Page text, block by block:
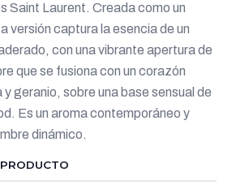
Saint Laurent. Creada como un
versión captura la esencia de un
con una vibrante apertura de
que se fusiona con un corazón
geranio, sobre una base sensual de
Es un aroma contemporáneo y
dinámico.